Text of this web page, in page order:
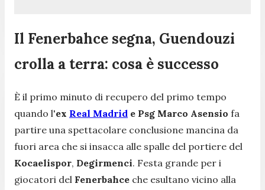
Il Fenerbahce segna, Guendouzi
crolla a terra: cosa è successo
È il primo minuto di recupero del primo tempo
quando l'ex Real Madrid e Psg Marco Asensio fa
partire una spettacolare conclusione mancina da
fuori area che si insacca alle spalle del portiere del
Kocaelispor, Degirmenci. Festa grande per i
giocatori del Fenerbahce che esultano vicino alla